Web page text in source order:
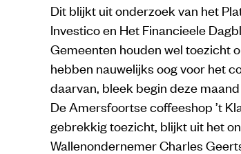
Dit blijkt uit onderzoek van het
Investico en Het Financieele
Gemeenten houden wel toezicht
hebben nauwelijks oog voor het
daarvan, bleek begin deze
De Amersfoortse coffeeshop ’t
gebrekkig toezicht, blijkt uit het
Wallenondernemer Charles